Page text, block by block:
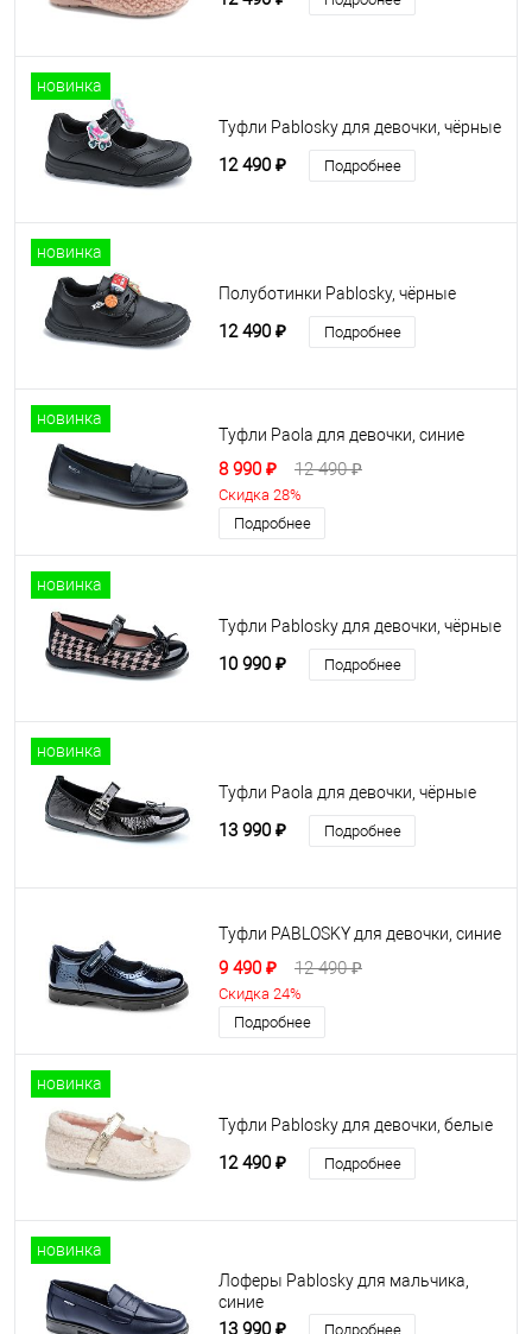
новинка
Туфли Pablosky для девочки, чёрные
12 490 ₽ Подробнее
новинка
Полуботинки Pablosky, чёрные
12 490 ₽ Подробнее
новинка
Туфли Paola для девочки, синие
8 990 ₽ 12 490 ₽
Скидка 28%
Подробнее
новинка
Туфли Pablosky для девочки, чёрные
10 990 ₽ Подробнее
новинка
Туфли Paola для девочки, чёрные
13 990 ₽ Подробнее
Туфли PABLOSKY для девочки, синие
9 490 ₽ 12 490 ₽
Скидка 24%
Подробнее
новинка
Туфли Pablosky для девочки, белые
12 490 ₽ Подробнее
новинка
Лоферы Pablosky для мальчика,
синие
13 990 ₽ Подробнее